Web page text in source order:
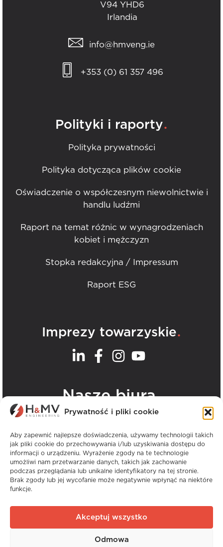
Prywatność i pliki cookie
Aby zapewnić najlepsze doświadczenia, używamy technologii takich
jak pliki cookie do przechowywania i/lub uzyskiwania dostępu do
informacji o urządzeniu. Wyrażenie zgody na te technologie
umożliwi nam przetwarzanie danych, takich jak zachowanie
podczas przeglądania lub unikalne identyfikatory na tej stronie.
Brak zgody lub jej wycofanie może negatywnie wpłynąć na niektóre
funkcje.
Akceptuj wszystko
Odmowa
V94 YHD6
Irlandia
info@hmveng.ie
+353 (0) 61 357 496
Polityki i raporty.
Polityka prywatności
Polityka dotycząca plików cookie
Oświadczenie o współczesnym niewolnictwie i
handlu ludźmi
Raport na temat różnic w wynagrodzeniach
kobiet i mężczyzn
Stopka redakcyjna / Impressum
Raport ESG
Imprezy towarzyskie.
Nasze biura.
prawa zastrzeżone.
Strona internetowa Avalanche
Globalne doświadczenie. Lokalna wiedza